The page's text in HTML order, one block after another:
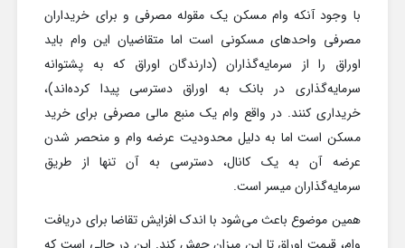
با وجود آنکه وام مسکن یک مقوله مصرفی و برای خریداران
مصرفی واحدهای مسکونی است اما متقاضیان این وام باید
اوراق را از سرمایه‌گذاران (دارندگان اوراق که به پشتوانه
سرمایه‌گذاری در بانک به اوراق دسترسی پیدا کرده‌اند)،
خریداری کنند. در واقع وام یک منبع مالی مصرفی برای خرید
مسکن است اما به دلیل محدودیت عرضه وام و منحصر شدن
عرضه آن به یک کانال، دسترسی به آن تنها از طریق
سرمایه‌گذاران میسر است.
همین موضوع باعث می‌شود با اندک افزایش تقاضا برای دریافت